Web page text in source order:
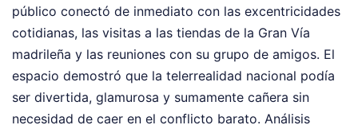
público conectó de inmediato con las excentricidades
cotidianas, las visitas a las tiendas de la Gran Vía
madrileña y las reuniones con su grupo de amigos. El
espacio demostró que la telerrealidad nacional podía
ser divertida, glamurosa y sumamente cañera sin
necesidad de caer en el conflicto barato. Análisis